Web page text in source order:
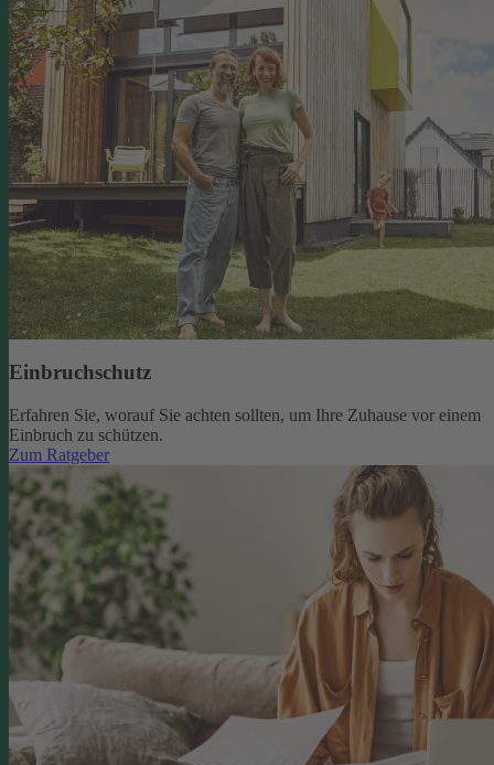
Einbruchschutz
Erfahren Sie, worauf Sie achten sollten, um Ihre Zuhause vor einem
Einbruch zu schützen.
Zum Ratgeber